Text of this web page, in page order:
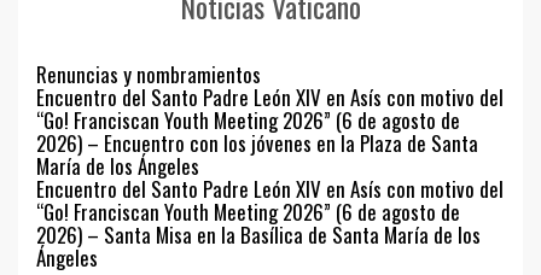
Renuncias y nombramientos
Encuentro del Santo Padre León XIV en Asís con motivo del
“Go! Franciscan Youth Meeting 2026” (6 de agosto de
2026) – Encuentro con los jóvenes en la Plaza de Santa
María de los Ángeles
Encuentro del Santo Padre León XIV en Asís con motivo del
“Go! Franciscan Youth Meeting 2026” (6 de agosto de
2026) – Santa Misa en la Basílica de Santa María de los
Ángeles